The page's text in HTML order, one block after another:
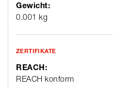
Gewicht:
0.001 kg
ZERTIFIKATE
REACH:
REACH konform